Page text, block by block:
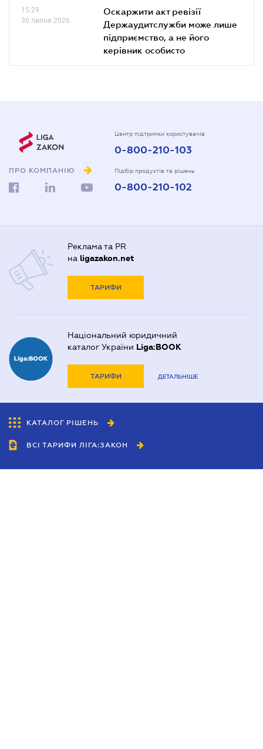
15.29
30 липня 2026
Оскаржити акт ревізії
Держаудитслужби може лише
підприємство, а не його
керівник особисто
ПРО КОМПАНІЮ
Центр підтримки користувачів
0-800-210-103
Підбір продуктів та рішень
0-800-210-102
Реклама та PR
на ligazakon.net
ТАРИФИ
Національний юридичний
каталог України Liga:BOOK
ТАРИФИ ДЕТАЛЬНІШЕ
КАТАЛОГ РІШЕНЬ
ВСІ ТАРИФИ ЛІГА:ЗАКОН